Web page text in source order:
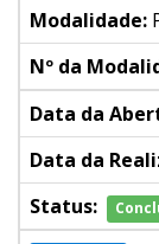
Modalidade:
Nº da
Data da
Data da
Status: